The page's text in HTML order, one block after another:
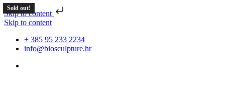
Skip to content
Skip to content
+ 385 95 233 2234
info@biosculpture.hr
Sold out!
Sold out!
Sold out!